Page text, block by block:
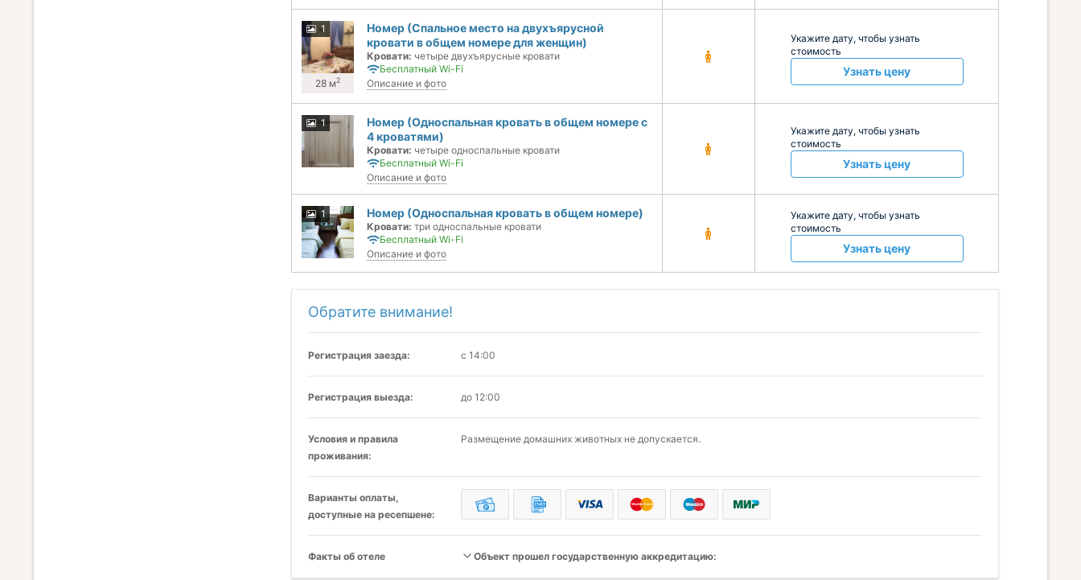
1
28 м2
Номер (Спальное место на двухъярусной
кровати в общем номере для женщин)
Кровати: четыре двухъярусные кровати
Бесплатный Wi-Fi
Описание и фото
Укажите дату, чтобы узнать
стоимость
Узнать цену
1
Номер (Односпальная кровать в общем номере с
4 кроватями)
Кровати: четыре односпальные кровати
Бесплатный Wi-Fi
Описание и фото
Укажите дату, чтобы узнать
стоимость
Узнать цену
1 Номер (Односпальная кровать в общем номере)
Кровати: три односпальные кровати
Бесплатный Wi-Fi
Описание и фото
Укажите дату, чтобы узнать
стоимость
Узнать цену
Обратите внимание!
Регистрация заезда: с 14:00
Регистрация выезда: до 12:00
Условия и правила
проживания:
Размещение домашних животных не допускается.
Варианты оплаты,
доступные на ресепшене:
Факты об отеле Объект прошел государственную аккредитацию: